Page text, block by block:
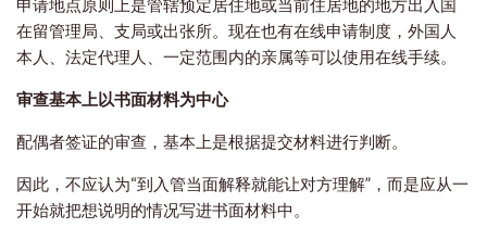
申请地点原则上是管辖预定居住地或当前住居地的地方出入国
在留管理局、支局或出张所。现在也有在线申请制度，外国人
本人、法定代理人、一定范围内的亲属等可以使用在线手续。
审查基本上以书面材料为中心
配偶者签证的审查，基本上是根据提交材料进行判断。
因此，不应认为“到入管当面解释就能让对方理解”，而是应从一
开始就把想说明的情况写进书面材料中。